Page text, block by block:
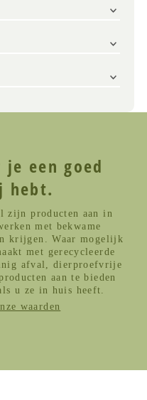
een goed
hebt.
zijn producten aan in
met bekwame
krijgen. Waar mogelijk
met gerecycleerde
afval, dierproefvrije
aan te bieden
u ze in huis heeft.
waarden